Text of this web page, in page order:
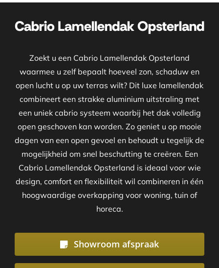
Cabrio Lamellendak Opsterland
Zoekt u een Cabrio Lamellendak Opsterland
waarmee u zelf bepaalt hoeveel zon, schaduw en
open lucht u op uw terras wilt? Dit luxe lamellendak
combineert een strakke aluminium uitstraling met
een uniek cabrio systeem waarbij het dak volledig
open geschoven kan worden. Zo geniet u op mooie
dagen van een open gevoel en behoudt u tegelijk de
mogelijkheid om snel beschutting te creëren. Een
Cabrio Lamellendak Opsterland is ideaal voor wie
design, comfort en flexibiliteit wil combineren in één
hoogwaardige overkapping voor woning, tuin of
horeca.
Showroom afspraak